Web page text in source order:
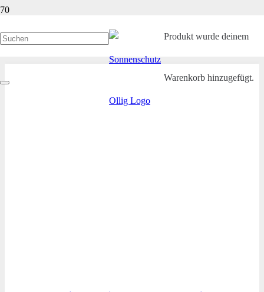
Produktwurde deinem
Warenkorb hinzugefügt.